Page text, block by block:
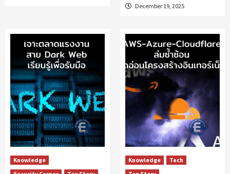
December 19, 2025
Knowledge
Knowledge
Tech